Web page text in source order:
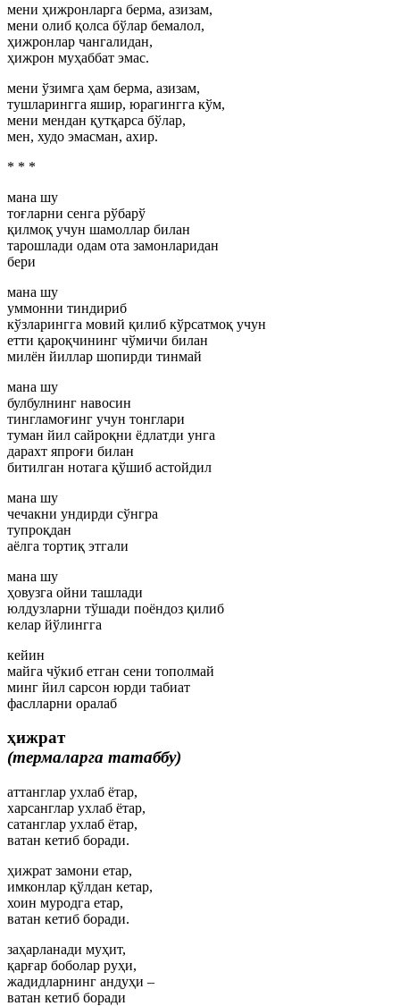
мени ҳижронларга берма, азизам,
мени олиб қолса бўлар бемалол,
ҳижронлар чангалидан,
ҳижрон муҳаббат эмас.
мени ўзимга ҳам берма, азизам,
тушларингга яшир, юрагингга кўм,
мени мендан қутқарса бўлар,
мен, худо эмасман, ахир.
* * *
мана шу
тоғларни сенга рўбарў
қилмоқ учун шамоллар билан
тарошлади одам ота замонларидан
бери
мана шу
уммонни тиндириб
кўзларингга мовий қилиб кўрсатмоқ учун
етти қароқчининг чўмичи билан
милён йиллар шопирди тинмай
мана шу
булбулнинг навосин
тингламоғинг учун тонглари
туман йил сайроқни ёдлатди унга
дарахт япроғи билан
битилган нотага қўшиб астойдил
мана шу
чечакни ундирди сўнгра
тупроқдан
аёлга тортиқ этгали
мана шу
ҳовузга ойни ташлади
юлдузларни тўшади поёндоз қилиб
келар йўлингга
кейин
майга чўкиб етган сени тополмай
минг йил сарсон юрди табиат
фаслларни оралаб
ҳижрат
(термаларга татаббу)
аттанглар ухлаб ётар,
харсанглар ухлаб ётар,
сатанглар ухлаб ётар,
ватан кетиб боради.
ҳижрат замони етар,
имконлар қўлдан кетар,
хоин муродга етар,
ватан кетиб боради.
заҳарланади муҳит,
қарғар боболар руҳи,
жадидларнинг андуҳи –
ватан кетиб боради